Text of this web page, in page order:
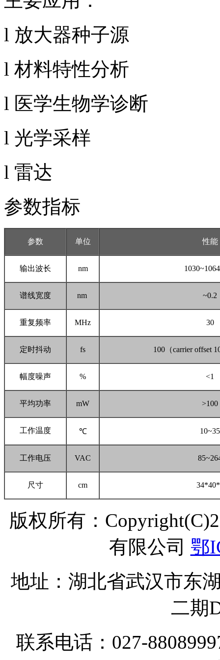
l 放大器种子源
l 材料特性分析
l 医学生物学诊断
l 光学采样
l 雷达
参数指标
参数 单位 性能
输出波长 nm 1030~1064
谱线宽度 nm ~0.2
重复频率 MHz 30
定时抖动 fs 100（carrier offset
幅度噪声 % <1
平均功率 mW >100
工作温度 ℃ 10~35
工作电压 VAC
尺寸 cm
版权所有：
有限公司 鄂
地址：湖北省武汉市东
二期
联系电话：027-